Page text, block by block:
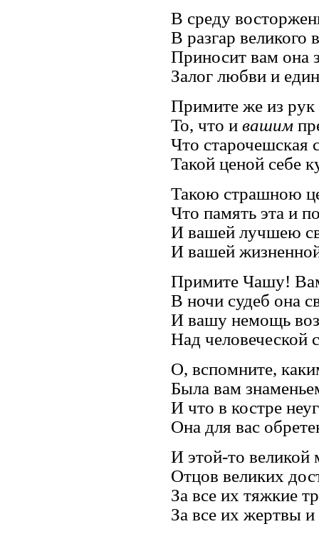
В среду
В разгар великого
Приносит вам она
Залог любви и
Примите же из рук
То, что и вашим
Что старочешская
Такой ценой себе
Такою страшною
Что память эта и
И вашей лучшею
И вашей
Примите Чашу!
В ночи судеб она
И вашу немощь
Над человеческой
О, вспомните,
Была вам
И что в костре
Она для вас
И этой-то великой
Отцов великих
За все их тяжкие
За все их жертвы и